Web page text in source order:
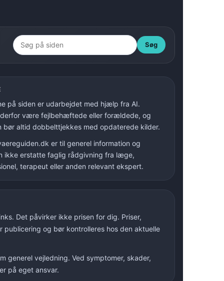
Søg
på siden er udarbejdet med hjælp fra AI.
være fejlbehæftede eller forældede, og
bør altid dobbelttjekkes med opdaterede kilder.
er til generel information og
ikke erstatte faglig rådgivning fra læge,
terapeut eller anden relevant ekspert.
Det påvirker ikke prisen for dig. Priser,
og bør kontrolleres hos den aktuelle
generel vejledning. Ved symptomer, skader,
på eget ansvar.